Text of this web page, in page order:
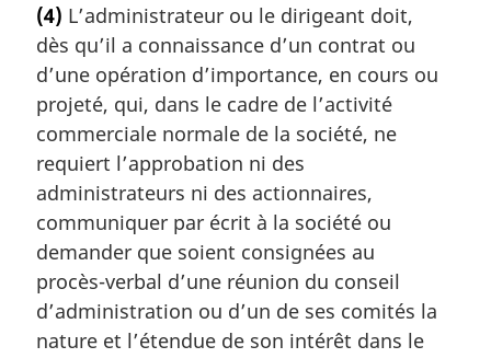
t
e
m
a
r
g
i
n
a
e
:
(4) L’administrateur ou le dirigeant doit,
dès qu’il a connaissance d’un contrat ou
d’une opération d’importance, en cours ou
projeté, qui, dans le cadre de l’activité
commerciale normale de la société, ne
requiert l’approbation ni des
administrateurs ni des actionnaires,
communiquer par écrit à la société ou
demander que soient consignées au
procès-verbal d’une réunion du conseil
d’administration ou d’un de ses comités la
nature et l’étendue de son intérêt dans le